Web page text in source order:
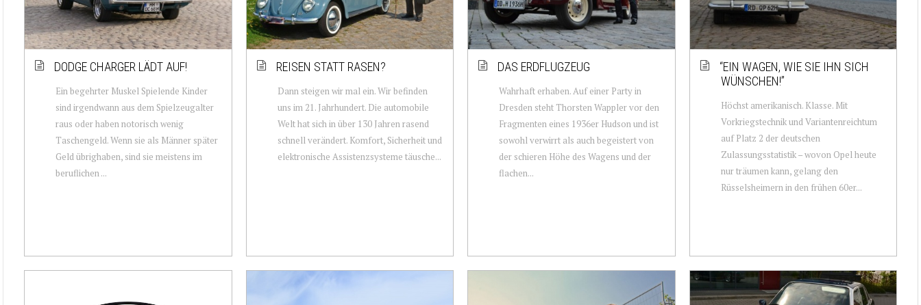
DODGE CHARGER LÄDT AUF!
Ein begehrter Muskel Spielende Kinder
sind irgendwann aus dem Spielzeugalter
raus oder haben notorisch wenig
Taschengeld. Wenn sie als Männer später
Geld übrighaben, sind sie meistens im
beruflichen ...
REISEN STATT RASEN?
Dann steigen wir mal ein. Wir befinden
uns im 21. Jahrhundert. Die automobile
Welt hat sich in über 130 Jahren rasend
schnell verändert. Komfort, Sicherheit und
elektronische Assistenzsysteme täusche...
DAS ERDFLUGZEUG
Wahrhaft erhaben. Auf einer Party in
Dresden steht Thorsten Wappler vor den
Fragmenten eines 1936er Hudson und ist
sowohl verwirrt als auch begeistert von
der schieren Höhe des Wagens und der
flachen...
“EIN WAGEN, WIE SIE IHN SICH
WÜNSCHEN!”
Höchst amerikanisch. Klasse. Mit
Vorkriegstechnik und Variantenreichtum
auf Platz 2 der deutschen
Zulassungsstatistik – wovon Opel heute
nur träumen kann, gelang den
Rüsselsheimern in den frühen 60er...